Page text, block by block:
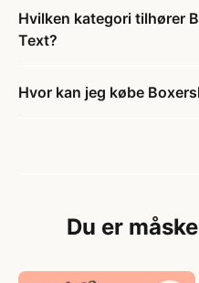
Hvilken kategori tilhører
Text?
Hvor kan jeg købe
Du er